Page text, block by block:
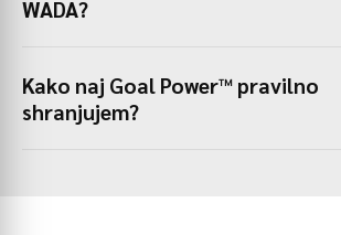
WADA?
Kako naj Goal Power™ pravilno
shranjujem?